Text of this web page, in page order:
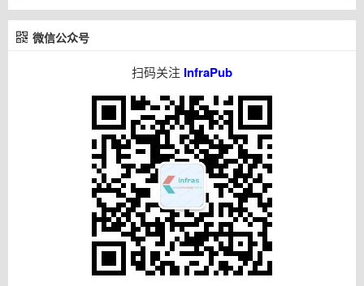
微信公众号
扫码关注 InfraPub